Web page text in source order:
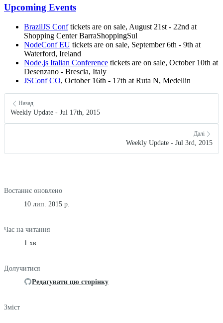
Upcoming Events
BrazilJS Conftickets are on sale, August 21st - 22nd at
Shopping Center BarraShoppingSul
NodeConf EU tickets are on sale, September 6th - 9th at
Waterford, Ireland
Node.js Italian Conference tickets are on sale, October 10th at
Desenzano - Brescia, Italy
JSConf CO, October 16th - 17th at Ruta N, Medellin
Назад
Weekly Update - Jul 17th, 2015
Далі
Weekly Update - Jul 3rd, 2015
Востаннє оновлено
10 лип. 2015 р.
Час на читання
1 хв
Долучитися
Редагувати цю сторінку
Зміст